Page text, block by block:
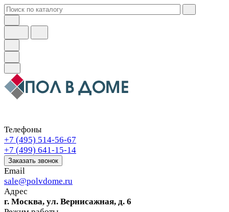
Телефоны
+7 (495) 514-56-67
+7 (499) 641-15-14
Заказать звонок
Email
sale@polvdome.ru
Адрес
г. Москва, ул. Вернисажная, д. 6